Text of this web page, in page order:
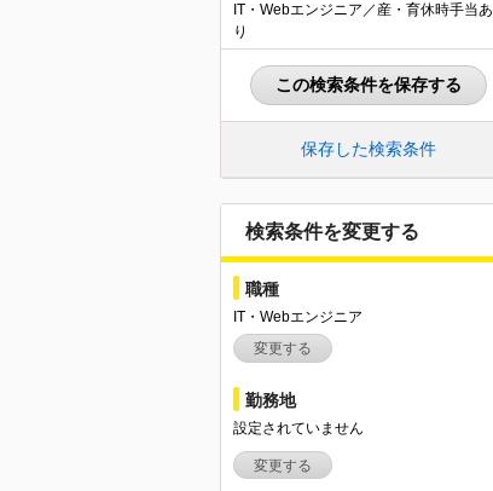
IT・Webエンジニア／産・育休時手当あ
り
この検索条件を保存する
保存した検索条件
検索条件を変更する
職種
IT・Webエンジニア
変更する
勤務地
設定されていません
変更する